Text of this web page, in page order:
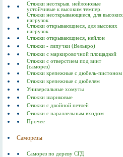
Стяжки неоткрыв. нейлоновые
устойчивые к высоким темпер.
Стяжки неоткрывающиеся, для высоких
нагрузок
Стяжки открывающиеся, для высоких
нагрузок
Стяжки открывающиеся, нейлон
Стяжки - липучки (Велькро)
Стяжки с маркировочной площадкой
Стяжки с отверстием под винт
(саморез)
Стяжки крепежные с дюбель-пистоном
Стяжки крепежные с дюбелем
Универсальные хомуты
Стяжки шариковые
Стяжки с двойной петлей
Стяжки с параллельным входом
Прочее
Саморезы
Саморез по дереву СГД